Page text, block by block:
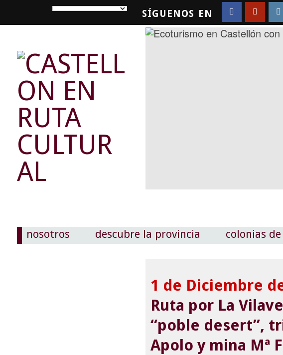
SÍGUENOS EN
nosotros descubre la provincia colonias
1 de Diciembre
Ruta por La
“poble desert”,
Apolo y mina Mª